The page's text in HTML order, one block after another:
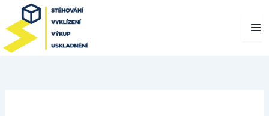
Přeskočit
obsah